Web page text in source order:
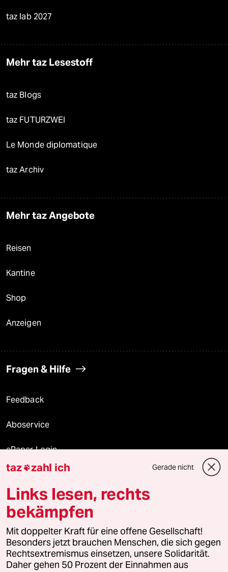
taz lab 2027
Mehr taz Lesestoff
taz Blogs
taz FUTURZWEI
Le Monde diplomatique
taz Archiv
Mehr taz Angebote
Reisen
Kantine
Shop
Anzeigen
Fragen & Hilfe
Feedback
Aboservice
ePaper Login
Downloads für Abonnierende
© 2026 taz Verlags und Vertriebs GmbH
Alle Rechte vorbehalten. Bei rechtlichen Fragen oder für Genehmigungen
wenden Sie sich bitte an
lizenzen@taz.de
Feedback Redaktionsstatut Kommune-Richtlinien
taz zahl ich Gerade nicht
Links lesen, rechts
bekämpfen
Mit doppelter Kraft für eine offene Gesellschaft!
Besonders jetzt brauchen Menschen, die sich gegen
Rechtsextremismus einsetzen, unsere Solidarität.
Daher gehen 50 Prozent der Einnahmen aus